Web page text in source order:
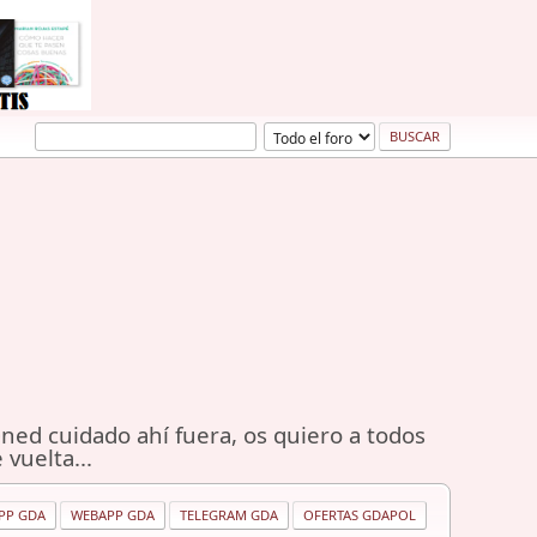
cuidado ahí fuera, os quiero a todos
vuelta...
GDA WEBAPP GDA TELEGRAM GDA OFERTAS GDAPOL